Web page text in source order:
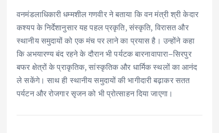
वनमंडलाधिकारी धम्मशील गणवीर ने बताया कि वन मंत्री श्री केदार
कश्यप के निर्देशानुसार यह पहल प्रकृति, संस्कृति, विरासत और
स्थानीय समुदायों को एक मंच पर लाने का प्रयास है। उन्होंने कहा
कि अभयारण्य बंद रहने के दौरान भी पर्यटक बारनावापारा–सिरपुर
बफर क्षेत्रों के प्राकृतिक, सांस्कृतिक और धार्मिक स्थलों का आनंद
ले सकेंगे। साथ ही स्थानीय समुदायों की भागीदारी बढ़ाकर सतत
पर्यटन और रोजगार सृजन को भी प्रोत्साहन दिया जाएगा।